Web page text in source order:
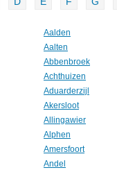
Aalden
Aalten
Abbenbroek
Achthuizen
Aduarderzijl
Akersloot
Allingawier
Alphen
Amersfoort
Andel